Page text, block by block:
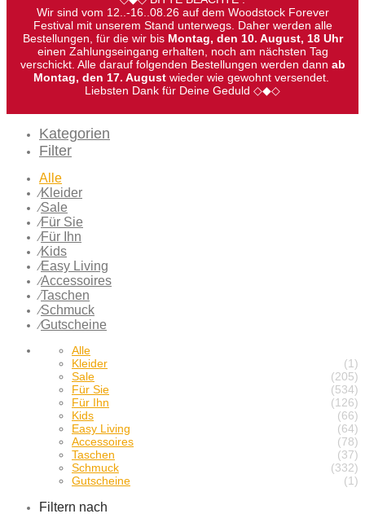
Wir sind vom 12..-16..08.26 auf dem Woodstock Forever
Festival mit unserem Stand unterwegs. Daher werden alle
Bestellungen, für die wir bis Montag, den 10. August, 18 Uhr
einen Zahlungseingang erhalten, noch am nächsten Tag
verschickt. Alle darauf folgenden Bestellungen werden dann ab
Montag, den 17. August wieder wie gewohnt versendet.
Liebsten Dank für Deine Geduld ◇◆◇
Kategorien
Filter
Alle
⁄Kleider
⁄Sale
⁄Für Sie
⁄Für Ihn
⁄Kids
⁄Easy Living
⁄Accessoires
⁄Taschen
⁄Schmuck
⁄Gutscheine
Alle
Kleider
(1)
Sale
(205)
Für Sie
(534)
Für Ihn
(126)
Kids
(66)
Easy Living
(64)
Accessoires
(78)
Taschen
(37)
Schmuck
(332)
Gutscheine
(1)
Filtern nach